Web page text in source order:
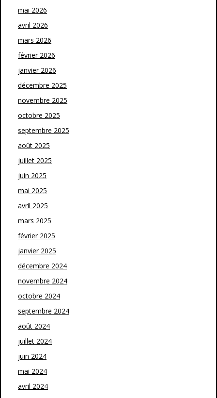
mai 2026
avril 2026
mars 2026
février 2026
janvier 2026
décembre 2025
novembre 2025
octobre 2025
septembre 2025
août 2025
juillet 2025
juin 2025
mai 2025
avril 2025
mars 2025
février 2025
janvier 2025
décembre 2024
novembre 2024
octobre 2024
septembre 2024
août 2024
juillet 2024
juin 2024
mai 2024
avril 2024